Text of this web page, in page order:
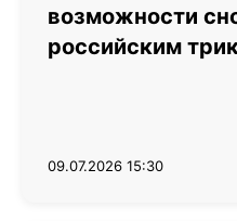
возможности
российским
09.07.2026 15:30